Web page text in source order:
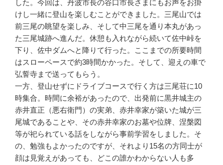
した。今回は、丹波市長の谷口市長さまにもお声をお掛
けし一緒に登山を楽しむことができました。三尾山では
前三尾の眺望を楽しみ、そして中三尾を通り本丸があっ
た三尾城跡へ進んだ。休憩も入れながら続いて佐中峠を
下り、佐中ダムへと降りて行った。ここまでの所要時間
はスローペースで約3時間かかった。そして、迎えの車で
弘誓寺まで送ってもらう。
一方、登山せずにドライブコースで行く方は三尾荘に10
時集合。時間に余裕があったので、出発前に黒井城主の
赤井直正（悪右衛門）の実弟、赤井幸家が築いた城が三
尾城であることや、その赤井幸家のお墓や位牌、涅槃図
等が祀られている話をしながら事前学習をしました。そ
の、勉強もよかったのですが、それより15名の方同士が
顔は見覚えがあっても、どこの誰かわからない人も多